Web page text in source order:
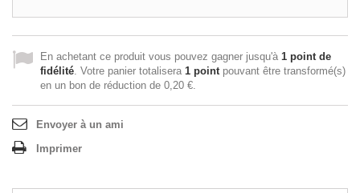
En achetant ce produit vous pouvez gagner jusqu'à 1 point de
fidélité. Votre panier totalisera 1 pointpouvant être transformé(s)
en un bon de réduction de 0,20 €.
Envoyer à un ami
Imprimer